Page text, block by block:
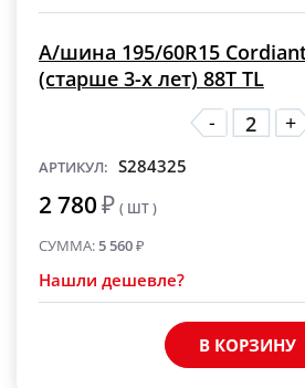
А/шина 195/60R15 Cordiant
(старше 3-х лет) 88T TL
-
+
АРТИКУЛ: S284325
2 780₽ ( ШТ )
СУММА:5 560₽
Нашли дешевле?
В КОРЗИНУ